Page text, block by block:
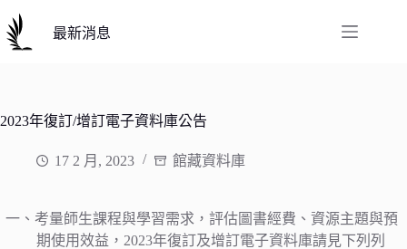
至
主
容
最新消息
2023年復訂/增訂電子資料庫公告
17 2 月, 2023 館藏資料庫
一、考量師生課程與學習需求，評估圖書經費、資源主題與預
期使用效益，2023年復訂及增訂電子資料庫請見下列列